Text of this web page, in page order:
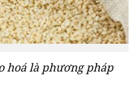
hoá là phương pháp